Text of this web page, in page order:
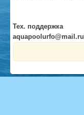
Тех. поддержка